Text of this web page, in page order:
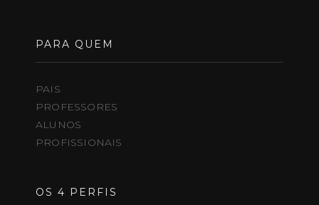
PARA QUEM
PAIS
PROFESSORES
ALUNOS
PROFISSIONAIS
OS 4 PERFIS